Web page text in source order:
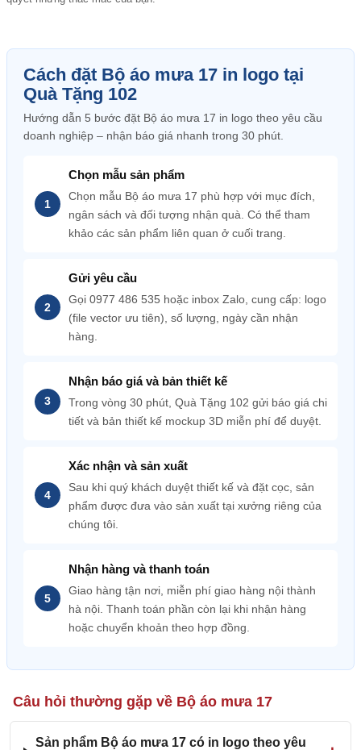
Cách đặt Bộ áo mưa 17 in logo tại
Quà Tặng 102
Hướng dẫn 5 bước đặt Bộ áo mưa 17 in logo theo yêu cầu
doanh nghiệp – nhận báo giá nhanh trong 30 phút.
Chọn mẫu sản phẩm
Chọn mẫu Bộ áo mưa 17 phù hợp với mục đích,
ngân sách và đối tượng nhận quà. Có thể tham
khảo các sản phẩm liên quan ở cuối trang.
Gửi yêu cầu
Gọi 0977 486 535 hoặc inbox Zalo, cung cấp: logo
(file vector ưu tiên), số lượng, ngày cần nhận
hàng.
Nhận báo giá và bản thiết kế
Trong vòng 30 phút, Quà Tặng 102 gửi báo giá chi
tiết và bản thiết kế mockup 3D miễn phí để duyệt.
Xác nhận và sản xuất
Sau khi quý khách duyệt thiết kế và đặt cọc, sản
phẩm được đưa vào sản xuất tại xưởng riêng của
chúng tôi.
Nhận hàng và thanh toán
Giao hàng tận nơi, miễn phí giao hàng nội thành
hà nội. Thanh toán phần còn lại khi nhận hàng
hoặc chuyển khoản theo hợp đồng.
Câu hỏi thường gặp về Bộ áo mưa 17
Sản phẩm Bộ áo mưa 17 có in logo theo yêu